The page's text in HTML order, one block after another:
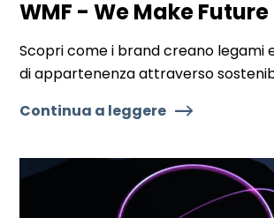
WMF - We Make Future
Scopri come i brand creano legami
di appartenenza attraverso
Continua a leggere